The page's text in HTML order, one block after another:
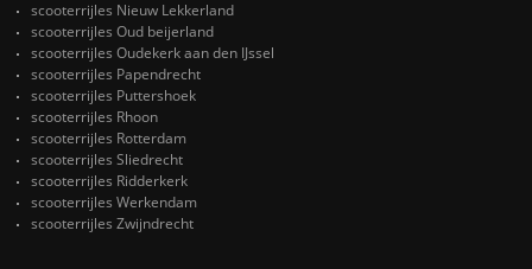
scooterrijles Nieuw Lekkerland
scooterrijles Oud beijerland
scooterrijles Oudekerk aan den IJssel
scooterrijles Papendrecht
scooterrijles Puttershoek
scooterrijles Rhoon
scooterrijles Rotterdam
scooterrijles Sliedrecht
scooterrijles Ridderkerk
scooterrijles Werkendam
scooterrijles Zwijndrecht